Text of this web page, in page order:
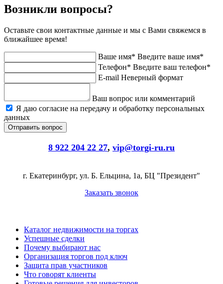
Возникли вопросы?
Оставьте свои контактные данные и мы с Вами свяжемся в
ближайшее время!
Ваше имя* Введите ваше имя*
Телефон* Введите ваш телефон*
E-mail Неверный формат
Ваш вопрос или комментарий
Я даю согласие на передачу и обработку персональных
данных
8 922 204 22 27, vip@torgi-ru.ru
г. Екатеринбург, ул. Б. Ельцина, 1а, БЦ "Президент"
Заказать звонок
Каталог недвижимости на торгах
Успешные сделки
Почему выбирают нас
Организация торгов под ключ
Защита прав участников
Что говорят клиенты